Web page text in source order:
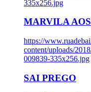
335x256.jpg
MARVILA
https://
content/uploads/
009839-335x256.jpg
SAI PREGO